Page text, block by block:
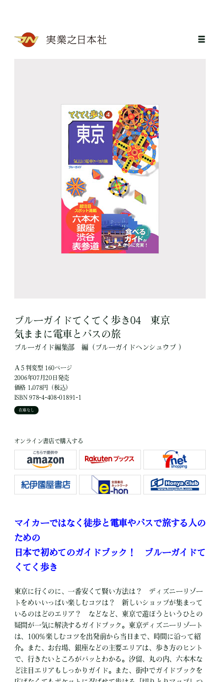
ブルーガイドてくてく歩き04 東京
気ままに電車とバスの旅
ブルーガイド編集部 編（ブルーガイドヘンシュウブ ）
Ａ５判変型 160ページ
2006年07月20日発売
価格 1,078円（税込）
ISBN 978-4-408-01891-1
在庫なし
オンライン書店で購入する
マイカーではなく徒歩と電車やバスで旅する人の
ための
日本で初めてのガイドブック！ ブルーガイドて
くてく歩き
東京に行くのに、一番安くて賢い方法は？ ディズニーリゾー
トをめいいっぱい楽しむコツは？ 新しいショップが集まって
いるのはどのエリア？ などなど、東京で遊ぼうというひとの
疑問が一気に解決するガイドブック。東京ディズニーリゾート
は、100％楽しむコツを出発前から当日まで、時間に沿って紹
介。また、お台場、銀座などの主要エリアは、歩き方のヒント
で、行きたいところがパッとわかる。汐留、丸の内、六本木な
ど注目エリアもしっかりガイド。また、街中でガイドブックを